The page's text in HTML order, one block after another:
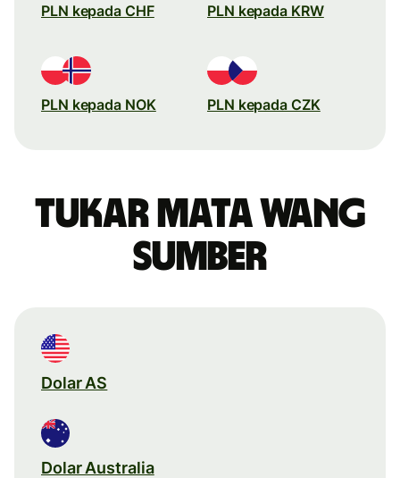
PLN kepada CHF PLN kepada KRW
PLN kepada NOK PLN kepada CZK
Tukar mata wang
sumber
Dolar AS
Dolar Australia